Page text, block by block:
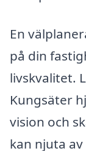
En
på din
livskvalitet.
Kungsäter
vision och
kan njuta